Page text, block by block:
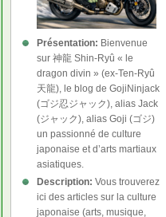
Présentation: Bienvenue
sur 神龍 Shin-Ryû « le
dragon divin » (ex-Ten-Ryû
天龍), le blog de GojiNinjack
(ゴジ忍ジャック), alias Jack
(ジャック), alias Goji (ゴジ)
un passionné de culture
japonaise et d’arts martiaux
asiatiques.
Description: Vous trouverez
ici des articles sur la culture
japonaise (arts, musique,